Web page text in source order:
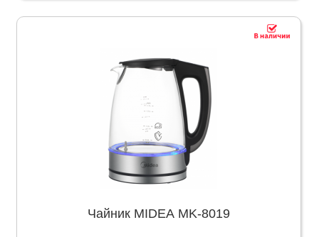
Чайник MIDEA MK-8019